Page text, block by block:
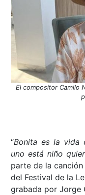
El compositor Camilo
“Bonita es la vida
uno está niño
parte de la canción
del Festival de la
grabada por Jorge